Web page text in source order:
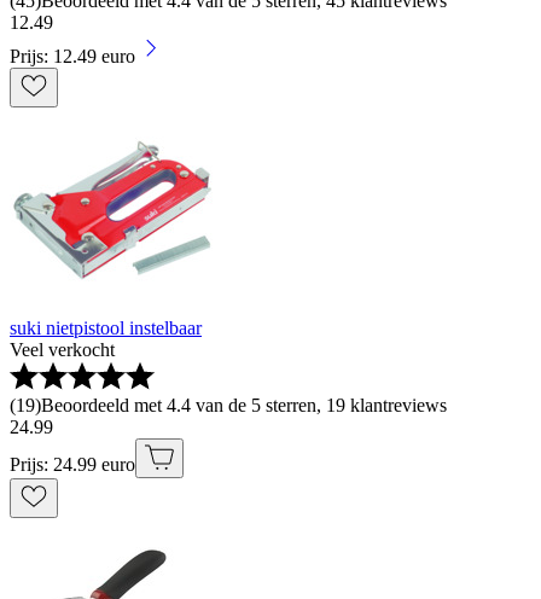
12.49
Prijs: 12.49 euro
suki nietpistool instelbaar
Veel verkocht
(19)Beoordeeld met 4.4 van de 5 sterren, 19 klantreviews
24.99
Prijs: 24.99 euro